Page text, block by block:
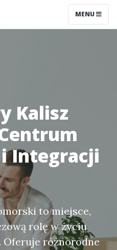
MENU
Kalisz
Integracji
to miejsce,
rolę w życiu
Oferuje różnorodne